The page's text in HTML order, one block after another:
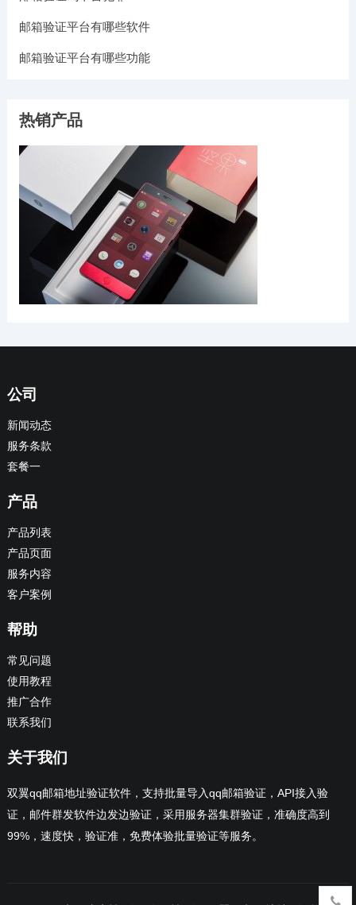
邮箱验证平台有哪些软件
邮箱验证平台有哪些功能
热销产品
公司
新闻动态
服务条款
套餐一
产品
产品列表
产品页面
服务内容
客户案例
帮助
常见问题
使用教程
推广合作
联系我们
关于我们
双翼qq邮箱地址验证软件，支持批量导入qq邮箱验证，API接入验
证，邮件群发软件边发边验证，采用服务器集群验证，准确度高到
99%，速度快，验证准，免费体验批量验证等服务。